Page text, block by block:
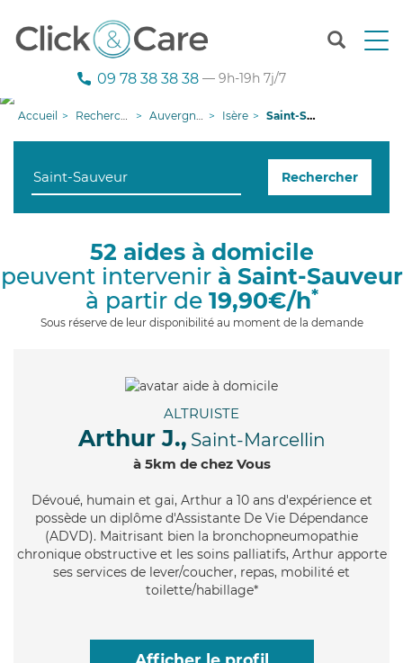
T
n
g
i
09 78 38 38 38 — 9h-19h 7j/7
Accueil Recherche aide à domicile Auvergne-Rhône-Alpes Isère Saint-Sauveur
Rechercher
52 aides à domicile
peuvent intervenir à Saint-Sauveur
à partir de 19,90€/h*
Sous réserve de leur disponibilité au moment de la demande
ALTRUISTE
Arthur J., Saint-Marcellin
à 5km de chez Vous
Dévoué, humain et gai, Arthur a 10 ans d'expérience et
possède un diplôme d'Assistante De Vie Dépendance
(ADVD). Maitrisant bien la bronchopneumopathie
chronique obstructive et les soins palliatifs, Arthur apporte
ses services de lever/coucher, repas, mobilité et
toilette/habillage*